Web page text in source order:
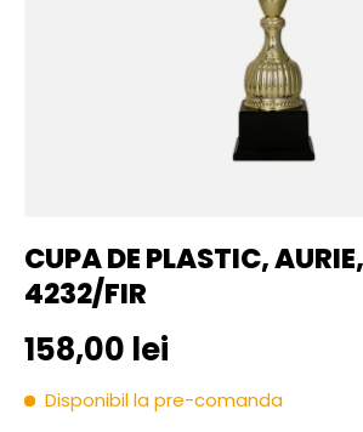
CUPA DE PLASTIC,
4232/FIR
Pret initial
158,00 lei
Disponibil la pre-comanda